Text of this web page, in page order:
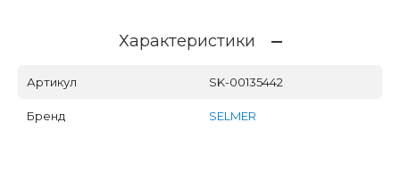
Характеристики
Артикул SK-00135442
Бренд SELMER